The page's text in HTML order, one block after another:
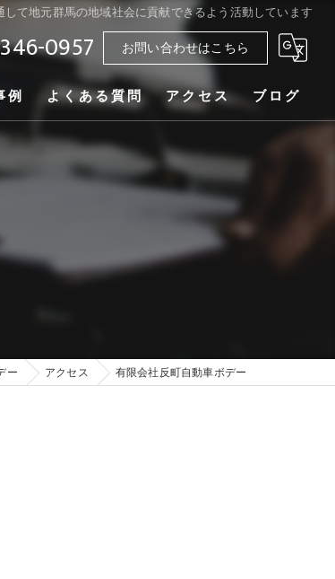
て地元群馬の地域社会に貢献できるよう活動しています
0957 お問い合わせはこちら
例 よくある質問 アクセス ブログ
ー アクセス 有限会社反町自動車ボデー